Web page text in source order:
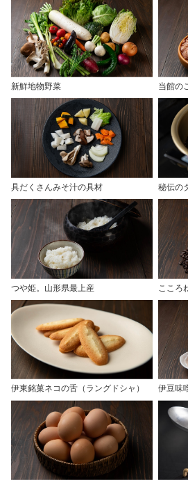
新鮮地物野菜 当館の
具だくさんみそ汁の具材 秘伝の
つや姫。山形県最上産 こころ
伊東銘菓ネコの舌（ラングドシャ） 伊豆味